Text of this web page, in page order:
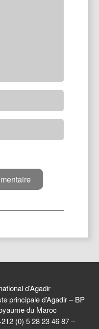
d’Agadir
principale d’Agadir – BP
du Maroc
(0) 5 28 23 46 87 –